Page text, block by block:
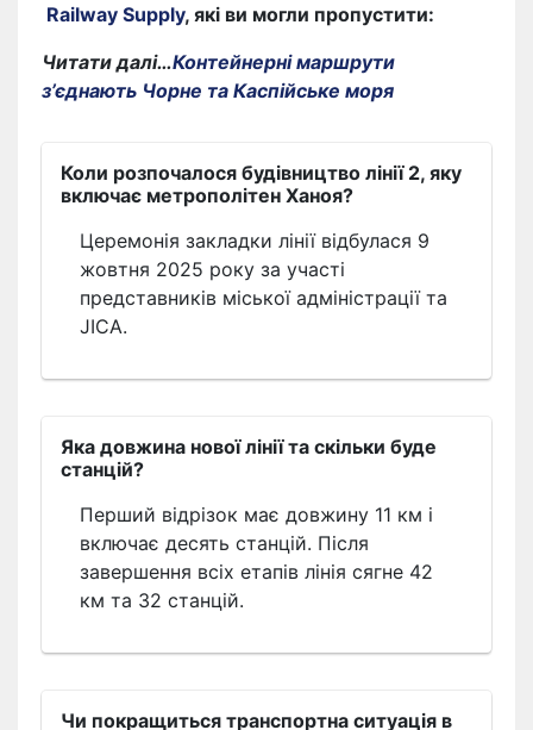
Railway Supply, які ви могли пропустити:
Читати далі…Контейнерні маршрути
з’єднають Чорне та Каспійське моря
Коли розпочалося будівництво лінії 2, яку
включає метрополітен Ханоя?
Церемонія закладки лінії відбулася 9
жовтня 2025 року за участі
представників міської адміністрації та
JICA.
Яка довжина нової лінії та скільки буде
станцій?
Перший відрізок має довжину 11 км і
включає десять станцій. Після
завершення всіх етапів лінія сягне 42
км та 32 станцій.
Чи покращиться транспортна ситуація в